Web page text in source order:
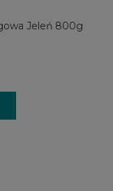
Jeleń 800g